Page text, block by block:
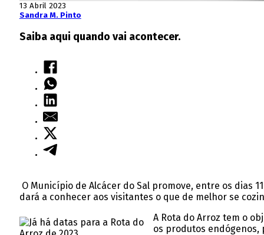
13 Abril 2023
Sandra M. Pinto
Saiba aqui quando vai acontecer.
O Município de Alcácer do Sal promove, entre os dias
dará a conhecer aos visitantes o que de melhor se
A Rota do Arroz tem o
os produtos